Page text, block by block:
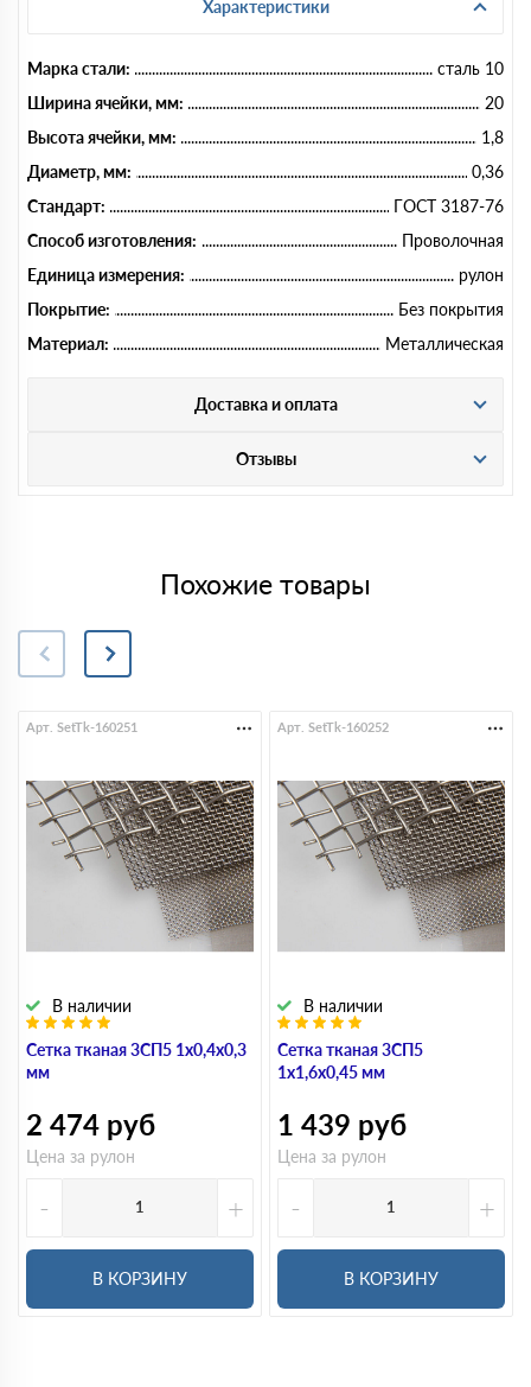
Характеристики
Марка стали:
сталь 10
Ширина ячейки, мм:
20
Высота ячейки, мм:
1,8
Диаметр, мм:
0,36
Стандарт:
ГОСТ 3187-76
Способ изготовления:
Проволочная
Единица измерения:
рулон
Покрытие:
Без покрытия
Материал:
Металлическая
Доставка и оплата
Отзывы
Похожие товары
Сетка тканая 3СП5 1х0,4х0,3
мм
В наличии
Арт. SetTk-160251
2 474 руб
Цена за рулон
- +
В КОРЗИНУ
Сетка тканая 3СП5
1х1,6х0,45 мм
В наличии
Арт. SetTk-160252
1 439 руб
Цена за рулон
- +
В КОРЗИНУ